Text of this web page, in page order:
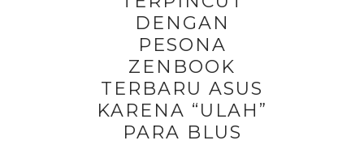
DENGAN
PESONA
ZENBOOK
TERBARU ASUS
KARENA “ULAH”
PARA BLUS